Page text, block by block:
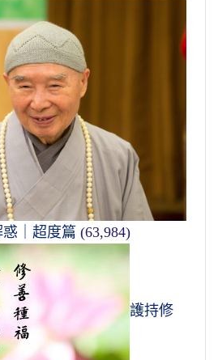
｜超度篇 (63,984)
護持修